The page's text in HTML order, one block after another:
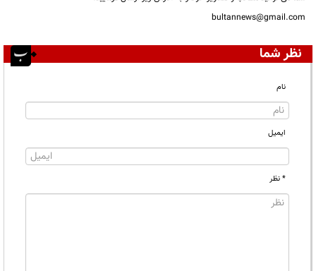
bultannews@gmail.com
نظر شما
نام
ایمیل
* نظر